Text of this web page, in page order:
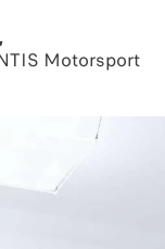
Motorsport